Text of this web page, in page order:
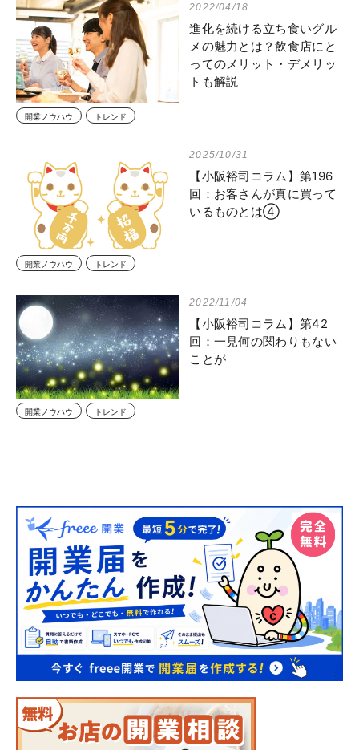
2022/04/18
進化を続ける立ち食いグル
メの魅力とは？飲食店にと
ってのメリット・デメリッ
トも解説
開業ノウハウ トレンド
2025/10/31
【小阪裕司コラム】第196
回：お客さんが真に買って
いるものとは④
開業ノウハウ トレンド
2022/11/04
【小阪裕司コラム】第42
回：一見何の関わりもない
ことが
開業ノウハウ トレンド